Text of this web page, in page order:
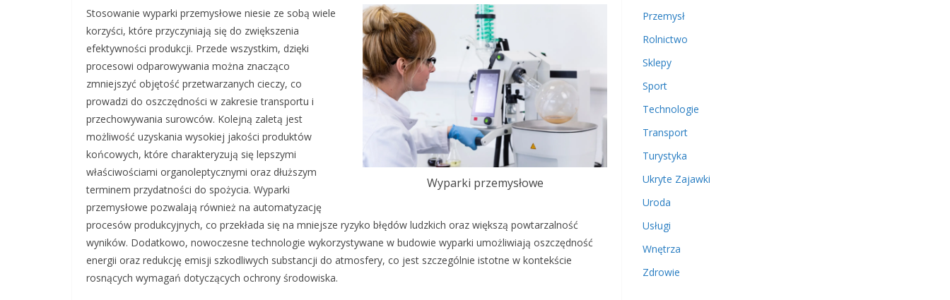
Wyparki przemysłowe
Stosowanie wyparki przemysłowe niesie ze sobą wiele
korzyści, które przyczyniają się do zwiększenia
efektywności produkcji. Przede wszystkim, dzięki
procesowi odparowywania można znacząco
zmniejszyć objętość przetwarzanych cieczy, co
prowadzi do oszczędności w zakresie transportu i
przechowywania surowców. Kolejną zaletą jest
możliwość uzyskania wysokiej jakości produktów
końcowych, które charakteryzują się lepszymi
właściwościami organoleptycznymi oraz dłuższym
terminem przydatności do spożycia. Wyparki
przemysłowe pozwalają również na automatyzację
procesów produkcyjnych, co przekłada się na mniejsze ryzyko błędów ludzkich oraz większą powtarzalność
wyników. Dodatkowo, nowoczesne technologie wykorzystywane w budowie wyparki umożliwiają oszczędność
energii oraz redukcję emisji szkodliwych substancji do atmosfery, co jest szczególnie istotne w kontekście
rosnących wymagań dotyczących ochrony środowiska.
Przemysł
Rolnictwo
Sklepy
Sport
Technologie
Transport
Turystyka
Ukryte Zajawki
Uroda
Usługi
Wnętrza
Zdrowie